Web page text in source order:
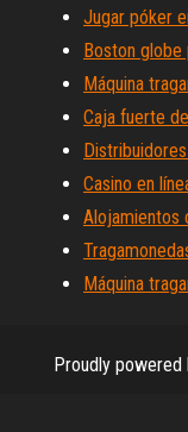
Jugar póker
Boston globe
Máquina
Caja fuerte
Casino en
Alojamientos
Máquina
Proudly powered